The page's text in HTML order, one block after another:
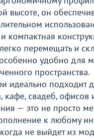
высоте, он
компактная
перемещать и
особенно удобно для
пространства.
идеально подходит
кафе, свадеб,
— это не просто
к любому
не выйдет из